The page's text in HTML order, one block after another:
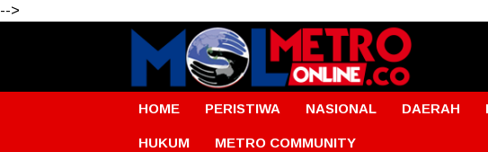
-->
HOME PERISTIWA NASIONAL DAERAH
HUKUM METRO COMMUNITY